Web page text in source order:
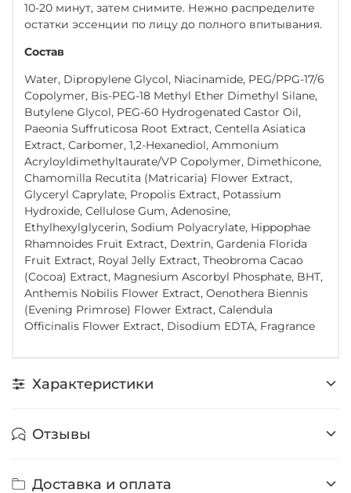
10-20 минут, затем снимите. Нежно распределите
остатки эссенции по лицу до полного впитывания.
Состав
Water, Dipropylene Glycol, Niacinamide, PEG/PPG-17/6
Copolymer, Bis-PEG-18 Methyl Ether Dimethyl Silane,
Butylene Glycol, PEG-60 Hydrogenated Castor Oil,
Paeonia Suffruticosa Root Extract, Centella Asiatica
Extract, Carbomer, 1,2-Hexanediol, Ammonium
Acryloyldimethyltaurate/VP Copolymer, Dimethicone,
Chamomilla Recutita (Matricaria) Flower Extract,
Glyceryl Caprylate, Propolis Extract, Potassium
Hydroxide, Cellulose Gum, Adenosine,
Ethylhexylglycerin, Sodium Polyacrylate, Hippophae
Rhamnoides Fruit Extract, Dextrin, Gardenia Florida
Fruit Extract, Royal Jelly Extract, Theobroma Cacao
(Cocoa) Extract, Magnesium Ascorbyl Phosphate, BHT,
Anthemis Nobilis Flower Extract, Oenothera Biennis
(Evening Primrose) Flower Extract, Calendula
Officinalis Flower Extract, Disodium EDTA, Fragrance
Характеристики
Отзывы
Доставка и оплата